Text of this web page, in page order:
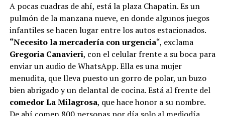
A pocas cuadras de ahí, está la plaza Chapatin. Es un
pulmón de la manzana nueve, en donde algunos juegos
infantiles se hacen lugar entre los autos estacionados.
“Necesito la mercadería con urgencia“, exclama
Gregoria Canavieri, con el celular frente a su boca para
enviar un audio de WhatsApp. Ella es una mujer
menudita, que lleva puesto un gorro de polar, un buzo
bien abrigado y un delantal de cocina. Está al frente del
comedor La Milagrosa, que hace honor a su nombre.